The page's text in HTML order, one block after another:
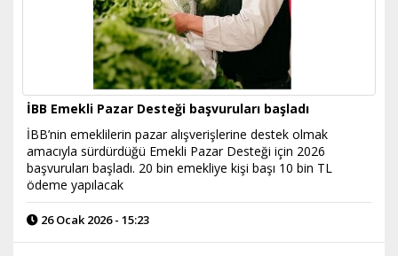
İBB Emekli Pazar Desteği başvuruları başladı
İBB’nin emeklilerin pazar alışverişlerine destek olmak
amacıyla sürdürdüğü Emekli Pazar Desteği için 2026
başvuruları başladı. 20 bin emekliye kişi başı 10 bin TL
ödeme yapılacak
26 Ocak 2026 - 15:23